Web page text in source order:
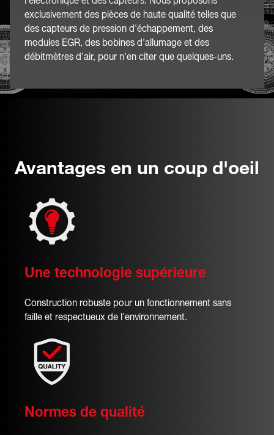
exclusivement des pièces de haute qualité telles que
des capteurs de pression d'échappement, des
modules EGR, des bobines d'allumage et des
débitmètres d'air, pour n'en citer que quelques-uns.
Avantages en un coup d'oeil
Une technologie supérieure
Construction robuste pour un fonctionnement sans
faille et respectueux de l'environnement.
Normes de qualité